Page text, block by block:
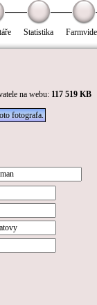
Statistika
na webu: 117 519 KB
fotografa.